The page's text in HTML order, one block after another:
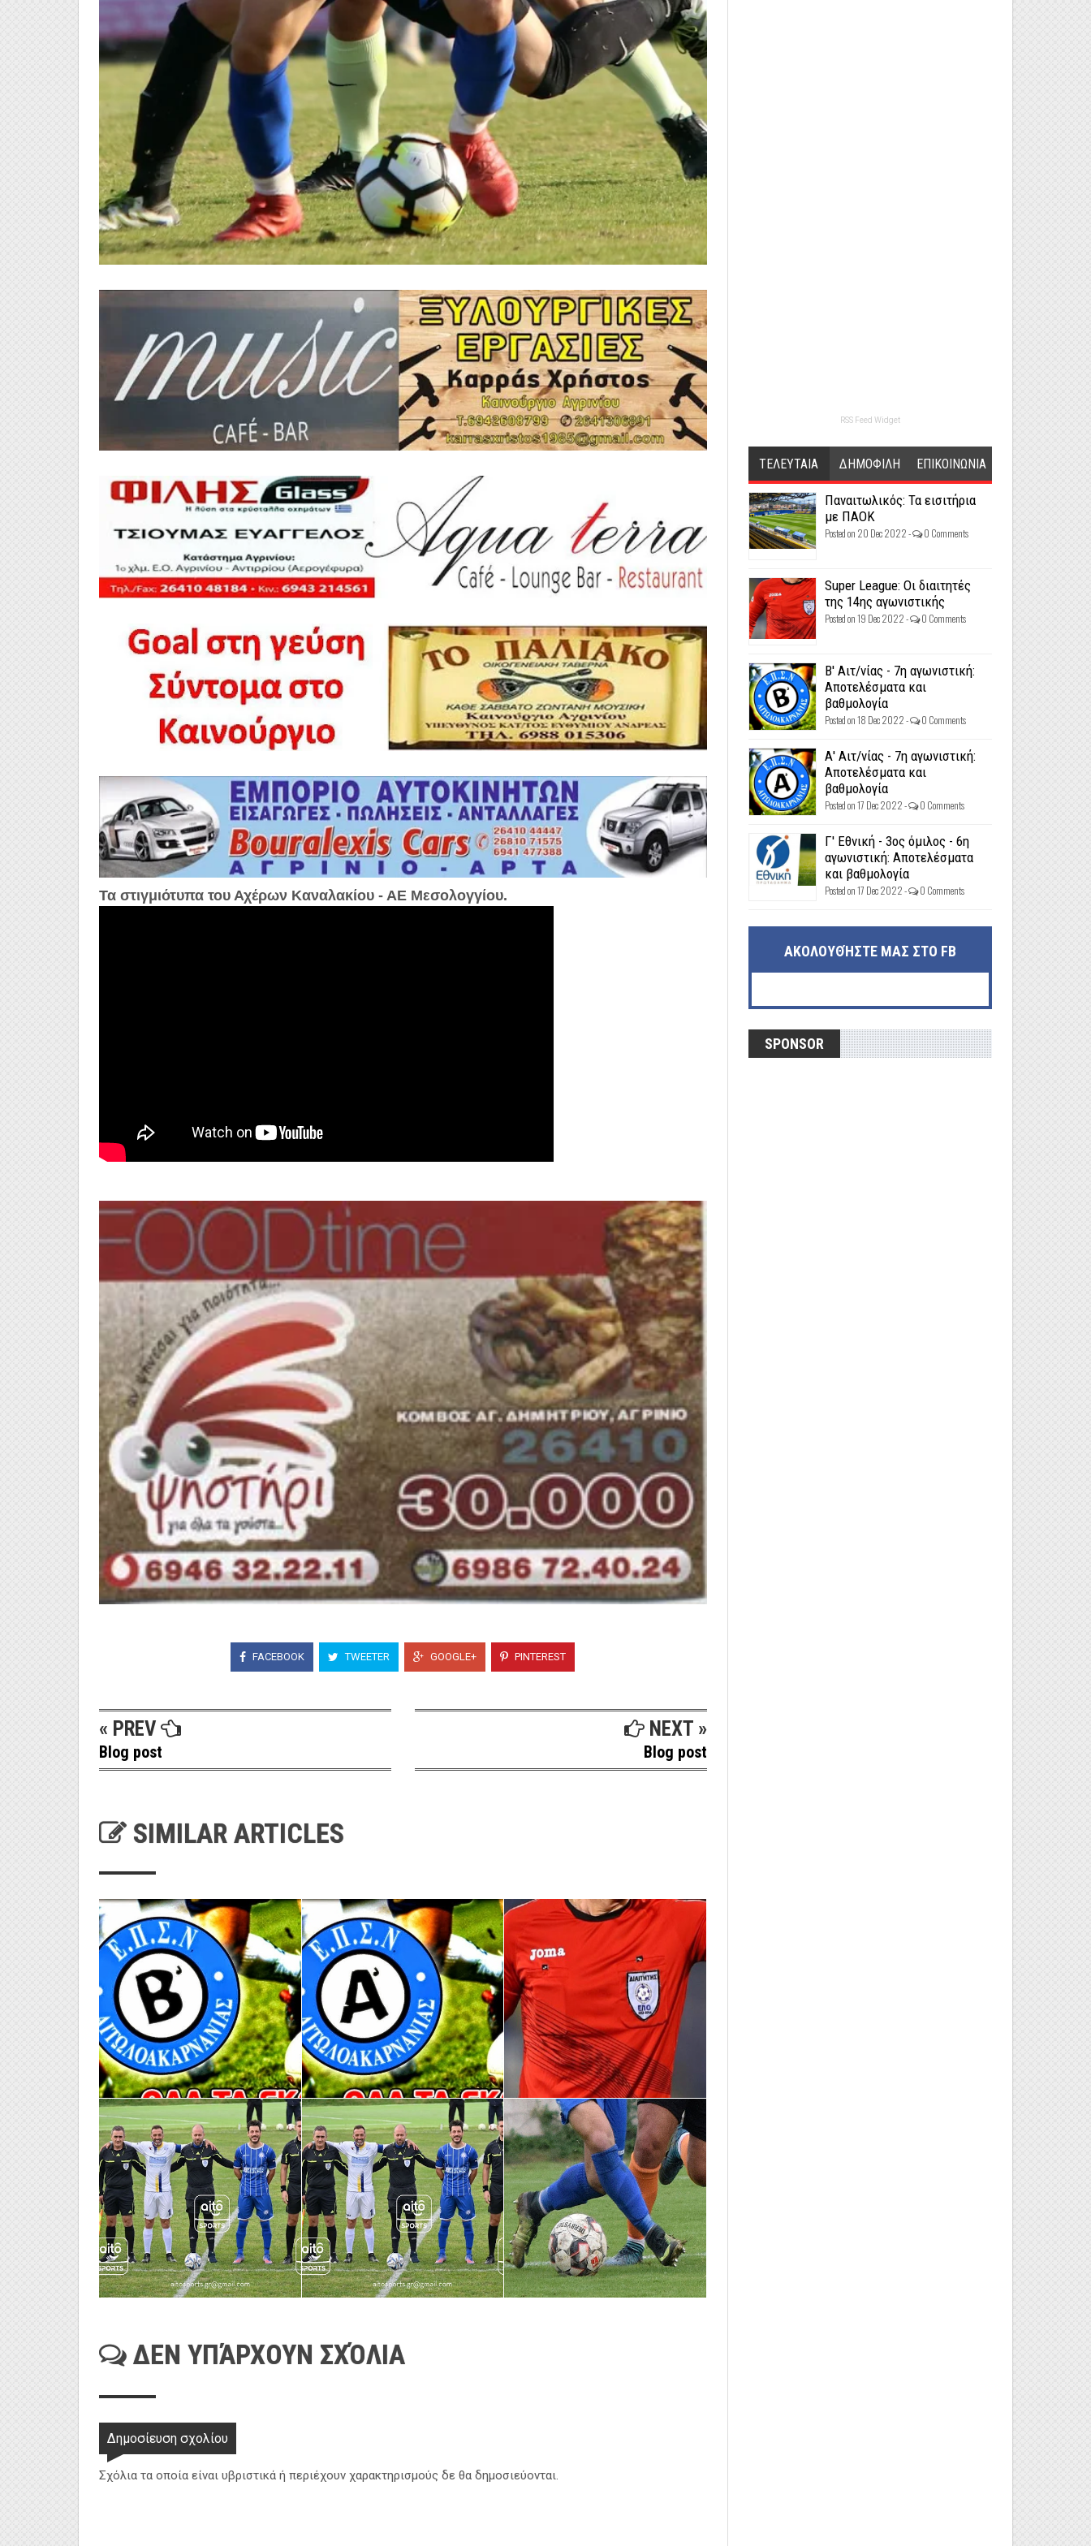
Τα στιγμιότυπα του Αχέρων Καναλακίου - ΑΕ Μεσολογγίου.
FACEBOOK TWEETER GOOGLE+ PINTEREST
« PREV
Blog post
NEXT »
Blog post
SIMILAR ARTICLES
ΔΕΝ ΥΠΆΡΧΟΥΝ ΣΧΌΛΙΑ
Δημοσίευση σχολίου
Σχόλια τα οποία είναι υβριστικά ή περιέχουν χαρακτηρισμούς δε θα δημοσιεύονται.
RSS Feed Widget
ΤΕΛΕΥΤΑΙΑ ΔΗΜΟΦΙΛΗ ΕΠΙΚΟΙΝΩΝΙΑ
Παναιτωλικός: Τα εισιτήρια
με ΠΑΟΚ
Posted on 20 Dec 2022 - 0 Comments
Super League: Οι διαιτητές
της 14ης αγωνιστικής
Posted on 19 Dec 2022 - 0 Comments
Β' Αιτ/νίας - 7η αγωνιστική:
Αποτελέσματα και
βαθμολογία
Posted on 18 Dec 2022 - 0 Comments
Α' Αιτ/νίας - 7η αγωνιστική:
Αποτελέσματα και
βαθμολογία
Posted on 17 Dec 2022 - 0 Comments
Γ' Εθνική - 3ος όμιλος - 6η
αγωνιστική: Αποτελέσματα
και βαθμολογία
Posted on 17 Dec 2022 - 0 Comments
ΑΚΟΛΟΥΘΉΣΤΕ ΜΑΣ ΣΤΟ FB
SPONSOR